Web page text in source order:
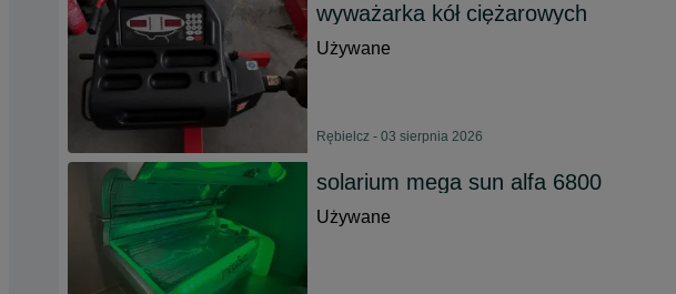
wyważarka kół ciężarowych
Używane
Rębielcz - 03 sierpnia 2026
solarium mega sun alfa 6800
Używane